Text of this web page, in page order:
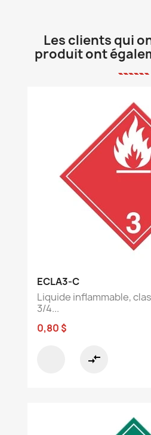
Les clients qui
produit ont
ECLA3-C
Liquide inflammable,
3/4...
0,80 $
compare_arrows